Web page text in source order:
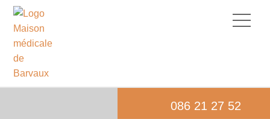
086 21 27 52